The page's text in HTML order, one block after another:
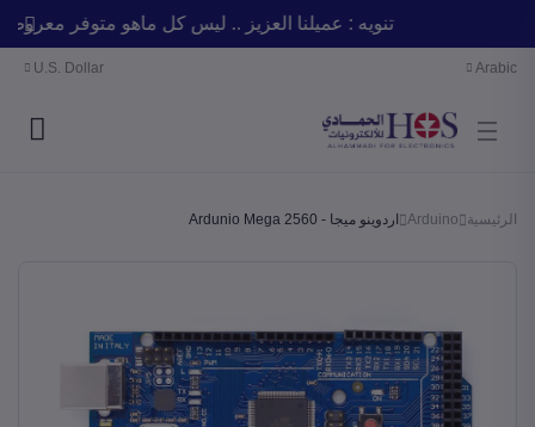
تنويه : عميلنا العزيز .. ليس كل ماهو متوفر
Arabic
U.S. Dollar
الرئيسية Arduino اردوينو ميجا - Ardunio Mega 2560